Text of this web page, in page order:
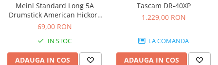
CD Playere DJ
Mixere DJ
Meinl Standard Long 5A
Drumstick American Hickory
SB103
69,00 RON
IN STOC
ADAUGA IN COS
Tascam DR-40XP
1.229,00 RON
LA COMANDA
ADAUGA IN COS